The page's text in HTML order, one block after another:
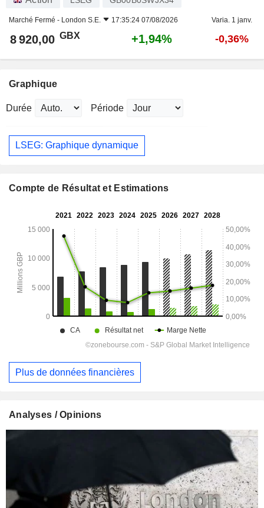
Marché Fermé - London S.E. 17:35:24 07/08/2026 Varia. 1 janv.
8 920,00 GBX +1,94% -0,36%
Graphique
Durée Période
LSEG: Graphique dynamique
Compte de Résultat et Estimations
Plus de données financières
Analyses / Opinions